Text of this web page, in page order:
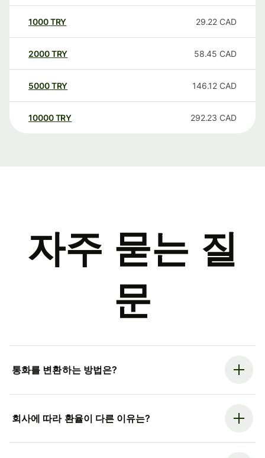
1000TRY 29.22 CAD
2000TRY 58.45 CAD
5000TRY 146.12 CAD
10000 TRY 292.23 CAD
자주 묻는 질
문
통화를 변환하는 방법은?
회사에 따라 환율이 다른 이유는?